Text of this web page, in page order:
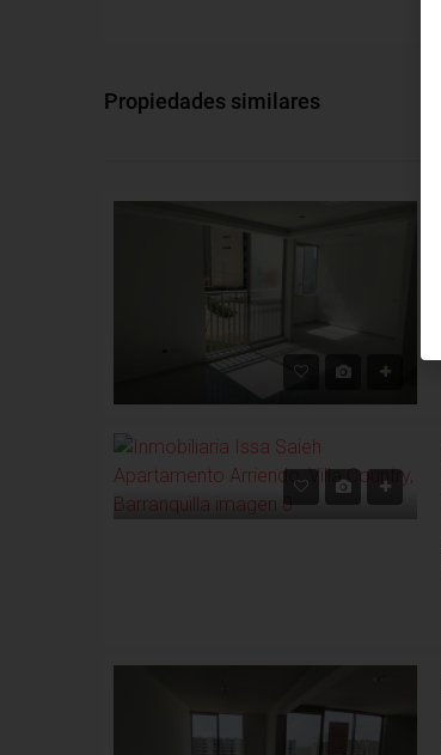
Propiedades similares